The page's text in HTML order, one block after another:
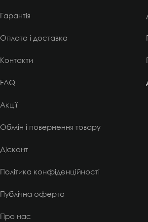
Гарантія
Оплата і доставка
Контакти
FAQ
Акції
Обмін і повернення товару
Дісконт
Політика конфіденційності
Публічна оферта
Про нас